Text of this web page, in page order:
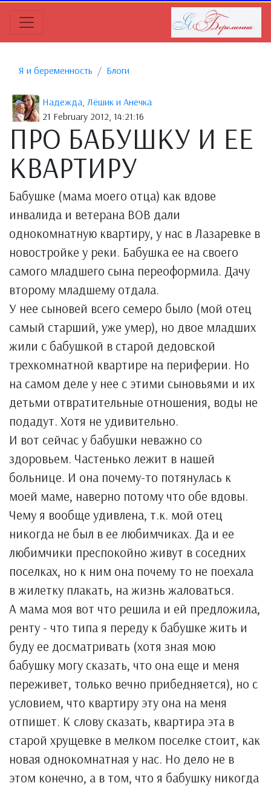
Я и беременность Блоги
Надежда, Лёшик и Анечка
21 February 2012, 14:21:16
ПРО БАБУШКУ И ЕЕ
КВАРТИРУ
Бабушке (мама моего отца) как вдове
инвалида и ветерана ВОВ дали
однокомнатную квартиру, у нас в Лазаревке в
новостройке у реки. Бабушка ее на своего
самого младшего сына переоформила. Дачу
второму младшему отдала.
У нее сыновей всего семеро было (мой отец
самый старший, уже умер), но двое младших
жили с бабушкой в старой дедовской
трехкомнатной квартире на периферии. Но
на самом деле у нее с этими сыновьями и их
детьми отвратительные отношения, воды не
подадут. Хотя не удивительно.
И вот сейчас у бабушки неважно со
здоровьем. Частенько лежит в нашей
больнице. И она почему-то потянулась к
моей маме, наверно потому что обе вдовы.
Чему я вообще удивлена, т.к. мой отец
никогда не был в ее любимчиках. Да и ее
любимчики преспокойно живут в соседних
поселках, но к ним она почему то не поехала
в жилетку плакать, на жизнь жаловаться.
А мама моя вот что решила и ей предложила,
ренту - что типа я переду к бабушке жить и
буду ее досматривать (хотя зная мою
бабушку могу сказать, что она еще и меня
переживет, только вечно прибедняется), но с
условием, что квартиру эту она на меня
отпишет. К слову сказать, квартира эта в
старой хрущевке в мелком поселке стоит, как
новая однокомнатная у нас. Но дело не в
этом конечно, а в том, что я бабушку никогда